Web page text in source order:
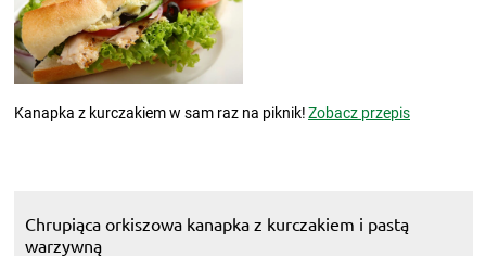
Kanapka z kurczakiem w sam raz na piknik!Zobacz przepis
Chrupiąca orkiszowa kanapka z kurczakiem i pastą
warzywną